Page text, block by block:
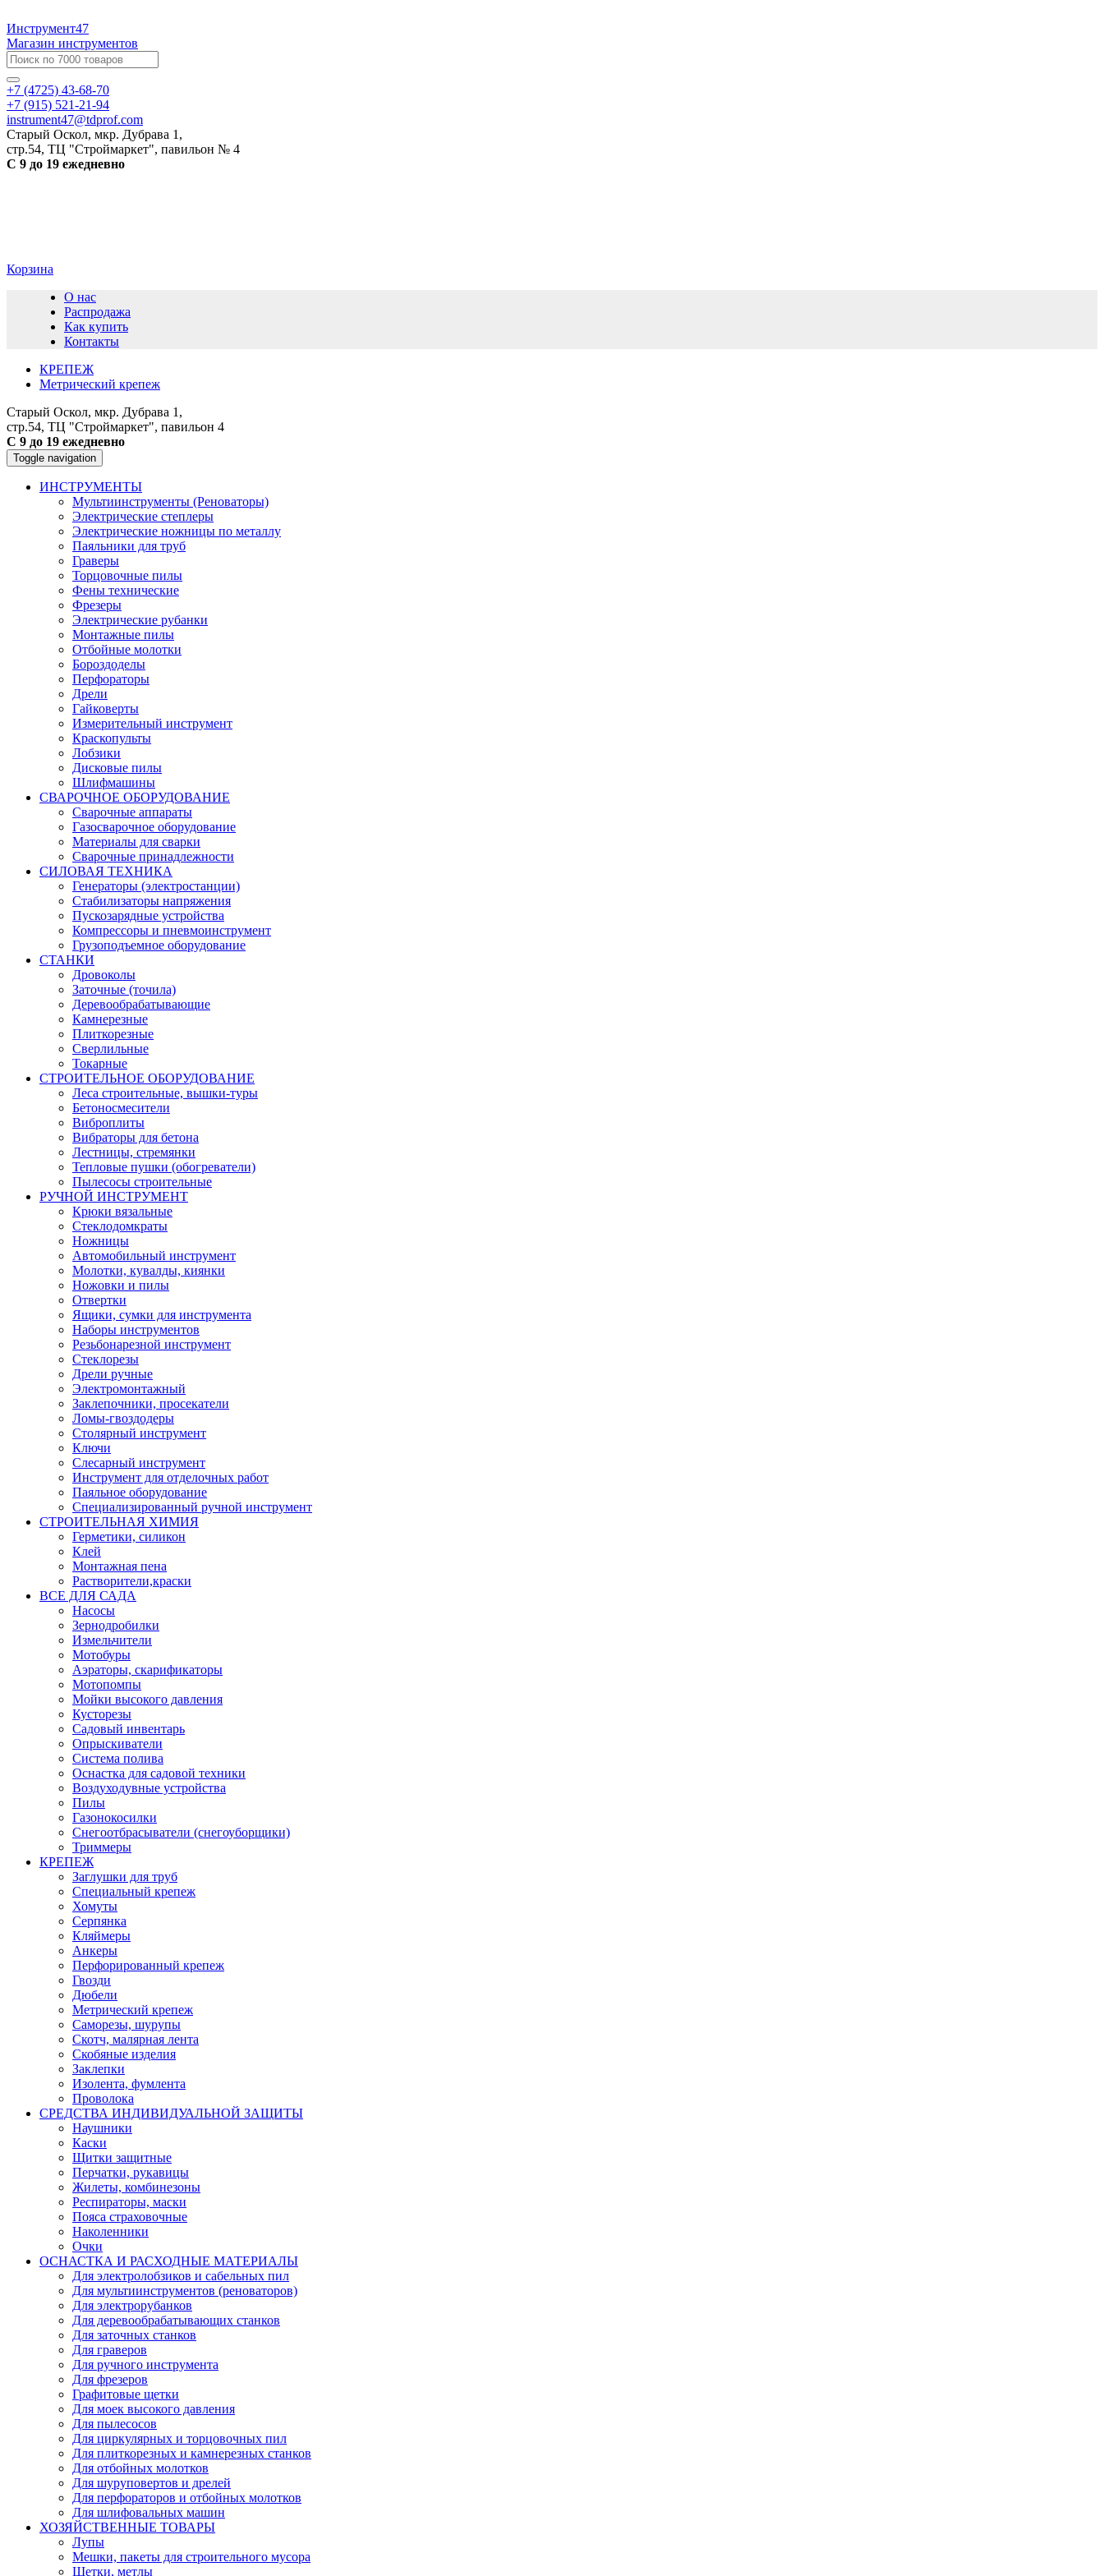
Инструмент47
Магазин инструментов
+7 (4725) 43-68-70
+7 (915) 521-21-94
instrument47@tdprof.com
Старый Оскол, мкр. Дубрава 1,
стр.54, ТЦ "Строймаркет", павильон № 4
С 9 до 19 ежедневно
Корзина
О нас
Распродажа
Как купить
Контакты
КРЕПЕЖ
Метрический крепеж
Старый Оскол, мкр. Дубрава 1,
стр.54, ТЦ "Строймаркет", павильон 4
С 9 до 19 ежедневно
Toggle navigation
ИНСТРУМЕНТЫ
Мультиинструменты (Реноваторы)
Электрические степлеры
Электрические ножницы по металлу
Паяльники для труб
Граверы
Торцовочные пилы
Фены технические
Фрезеры
Электрические рубанки
Монтажные пилы
Отбойные молотки
Бороздоделы
Перфораторы
Дрели
Гайковерты
Измерительный инструмент
Краскопульты
Лобзики
Дисковые пилы
Шлифмашины
СВАРОЧНОЕ ОБОРУДОВАНИЕ
Сварочные аппараты
Газосварочное оборудование
Материалы для сварки
Сварочные принадлежности
СИЛОВАЯ ТЕХНИКА
Генераторы (электростанции)
Стабилизаторы напряжения
Пускозарядные устройства
Компрессоры и пневмоинструмент
Грузоподъемное оборудование
СТАНКИ
Дровоколы
Заточные (точила)
Деревообрабатывающие
Камнерезные
Плиткорезные
Сверлильные
Токарные
СТРОИТЕЛЬНОЕ ОБОРУДОВАНИЕ
Леса строительные, вышки-туры
Бетоносмесители
Виброплиты
Вибраторы для бетона
Лестницы, стремянки
Тепловые пушки (обогреватели)
Пылесосы строительные
РУЧНОЙ ИНСТРУМЕНТ
Крюки вязальные
Стеклодомкраты
Ножницы
Автомобильный инструмент
Молотки, кувалды, киянки
Ножовки и пилы
Отвертки
Ящики, сумки для инструмента
Наборы инструментов
Резьбонарезной инструмент
Стеклорезы
Дрели ручные
Электромонтажный
Заклепочники, просекатели
Ломы-гвоздодеры
Столярный инструмент
Ключи
Слесарный инструмент
Инструмент для отделочных работ
Паяльное оборудование
Специализированный ручной инструмент
СТРОИТЕЛЬНАЯ ХИМИЯ
Герметики, силикон
Клей
Монтажная пена
Растворители,краски
ВСЕ ДЛЯ САДА
Насосы
Зернодробилки
Измельчители
Мотобуры
Аэраторы, скарификаторы
Мотопомпы
Мойки высокого давления
Кусторезы
Садовый инвентарь
Опрыскиватели
Система полива
Оснастка для садовой техники
Воздуходувные устройства
Пилы
Газонокосилки
Снегоотбрасыватели (снегоуборщики)
Триммеры
КРЕПЕЖ
Заглушки для труб
Специальный крепеж
Хомуты
Серпянка
Кляймеры
Анкеры
Перфорированный крепеж
Гвозди
Дюбели
Метрический крепеж
Саморезы, шурупы
Скотч, малярная лента
Скобяные изделия
Заклепки
Изолента, фумлента
Проволока
СРЕДСТВА ИНДИВИДУАЛЬНОЙ ЗАЩИТЫ
Наушники
Каски
Щитки защитные
Перчатки, рукавицы
Жилеты, комбинезоны
Респираторы, маски
Пояса страховочные
Наколенники
Очки
ОСНАСТКА И РАСХОДНЫЕ МАТЕРИАЛЫ
Для электролобзиков и сабельных пил
Для мультиинструментов (реноваторов)
Для электрорубанков
Для деревообрабатывающих станков
Для заточных станков
Для граверов
Для ручного инструмента
Для фрезеров
Графитовые щетки
Для моек высокого давления
Для пылесосов
Для циркулярных и торцовочных пил
Для плиткорезных и камнерезных станков
Для отбойных молотков
Для шуруповертов и дрелей
Для перфораторов и отбойных молотков
Для шлифовальных машин
ХОЗЯЙСТВЕННЫЕ ТОВАРЫ
Лупы
Мешки, пакеты для строительного мусора
Щетки, метлы